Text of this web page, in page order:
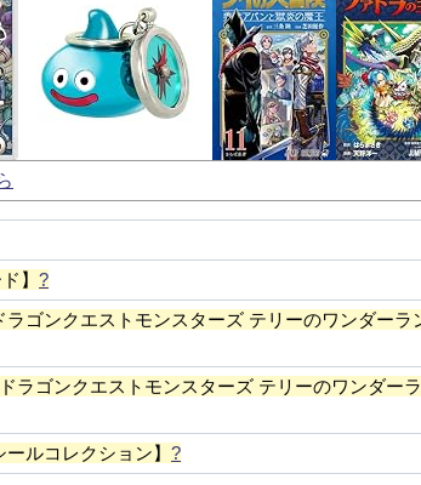
】?
ラゴンクエストモンスターズ テリーのワンダーラ
ラゴンクエストモンスターズ テリーのワンダー
ールコレクション】?